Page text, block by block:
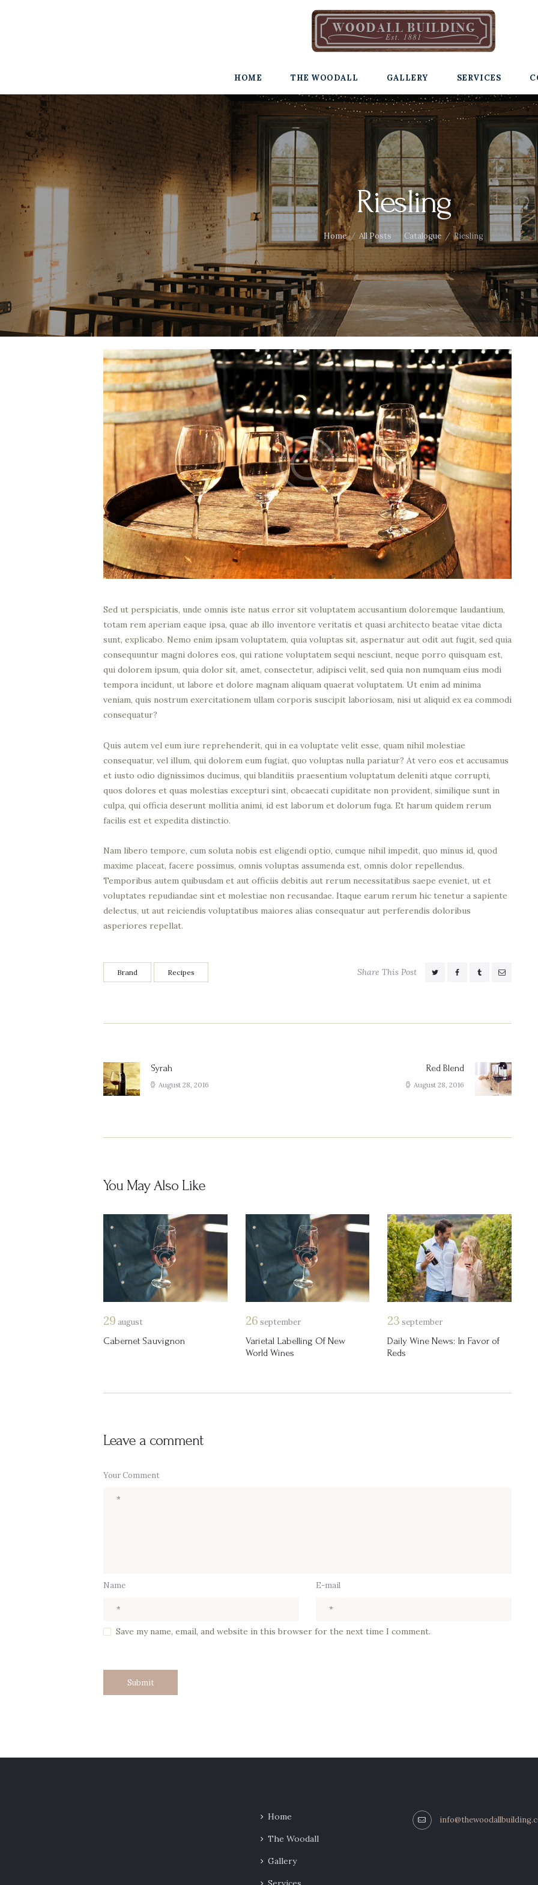
HOME THE WOODALL GALLERY SERVICES
Riesling
Home All Posts Catalogue Riesling
Services
Contact
Sed ut perspiciatis, unde omnis iste natus error sit voluptatem accusantium doloremque laudantium,
totam rem aperiam eaque ipsa, quae ab illo inventore veritatis et quasi architecto beatae vitae dicta
sunt, explicabo. Nemo enim ipsam voluptatem, quia voluptas sit, aspernatur aut odit aut fugit, sed quia
consequuntur magni dolores eos, qui ratione voluptatem sequi nesciunt, neque porro quisquam est,
qui dolorem ipsum, quia dolor sit, amet, consectetur, adipisci velit, sed quia non numquam eius modi
tempora incidunt, ut labore et dolore magnam aliquam quaerat voluptatem. Ut enim ad minima
veniam, quis nostrum exercitationem ullam corporis suscipit laboriosam, nisi ut aliquid ex ea commodi
consequatur?
Quis autem vel eum iure reprehenderit, qui in ea voluptate velit esse, quam nihil molestiae
consequatur, vel illum, qui dolorem eum fugiat, quo voluptas nulla pariatur? At vero eos et accusamus
et iusto odio dignissimos ducimus, qui blanditiis praesentium voluptatum deleniti atque corrupti,
quos dolores et quas molestias excepturi sint, obcaecati cupiditate non provident, similique sunt in
culpa, qui officia deserunt mollitia animi, id est laborum et dolorum fuga. Et harum quidem rerum
facilis est et expedita distinctio.
Nam libero tempore, cum soluta nobis est eligendi optio, cumque nihil impedit, quo minus id, quod
maxime placeat, facere possimus, omnis voluptas assumenda est, omnis dolor repellendus.
Temporibus autem quibusdam et aut officiis debitis aut rerum necessitatibus saepe eveniet, ut et
voluptates repudiandae sint et molestiae non recusandae. Itaque earum rerum hic tenetur a sapiente
delectus, ut aut reiciendis voluptatibus maiores alias consequatur aut perferendis doloribus
asperiores repellat.
Brand Recipes Share This Post
Previous
post:
Syrah
August 28, 2016
Red Blend
August 28, 2016
You May Also Like
29 august
Cabernet Sauvignon
26 september
Varietal Labelling Of New
World Wines
23 september
Daily Wine News: In Favor of
Reds
Leave a comment
Your Comment
Name E-mail
Save my name, email, and website in this browser for the next time I comment.
Home
The Woodall
Gallery